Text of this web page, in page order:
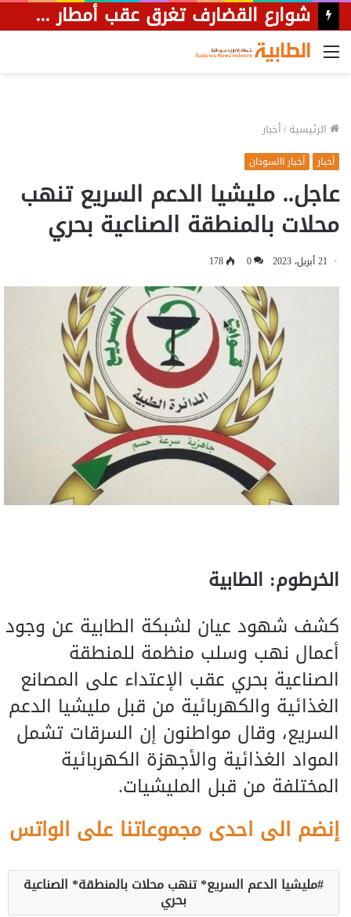
القائمة
الرئيسية/أخبار
أخبار أخبار االسودان
عاجل.. مليشيا الدعم السريع تنهب
محلات بالمنطقة الصناعية بحري
21 أبريل، 2023 0
178
الخرطوم: الطابية
كشف شهود عيان لشبكة الطابية عن وجود
أعمال نهب وسلب منظمة للمنطقة
الصناعية بحري عقب الإعتداء على المصانع
الغذائية والكهربائية من قبل مليشيا الدعم
السريع، وقال مواطنون إن السرقات تشمل
المواد الغذائية والأجهزة الكهربائية
المختلفة من قبل المليشيات.
إنضم الى احدى مجموعاتنا على الواتس
مليشيا الدعم السريع* تنهب محلات بالمنطقة* الصناعية
بحري